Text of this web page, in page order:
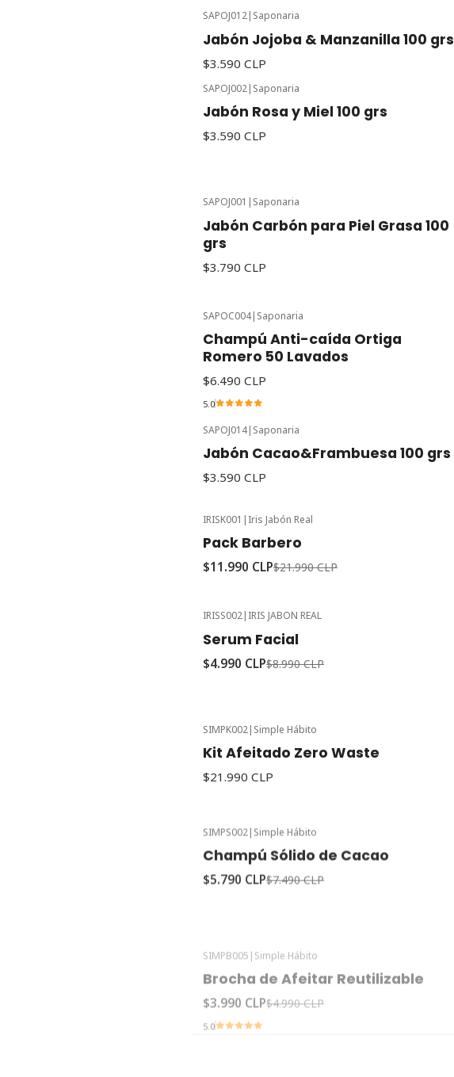
SAPOJ012| Saponaria
Jabón Jojoba & Manzanilla 100 grs
$3.590 CLP
SAPOJ002| Saponaria
Jabón Rosa y Miel 100 grs
$3.590 CLP
SAPOJ001 | Saponaria
Jabón Carbón para Piel Grasa 100
grs
$3.790 CLP
SAPOC004| Saponaria
Champú Anti-caída Ortiga
Romero 50 Lavados
$6.490 CLP
5.0
SAPOJ014| Saponaria
Jabón Cacao&Frambuesa 100 grs
$3.590 CLP
IRISK001 | Iris Jabón Real
Pack Barbero
$11.990 CLP$21.990 CLP
IRISS002| IRIS JABON REAL
Serum Facial
$4.990 CLP$8.990 CLP
SIMPK002| Simple Hábito
Kit Afeitado Zero Waste
$21.990 CLP
-23%Oferta
SIMPS002 | Simple Hábito
Champú Sólido de Cacao
$5.790 CLP$7.490 CLP
$3.990 CLP$4.990 CLP
5.0